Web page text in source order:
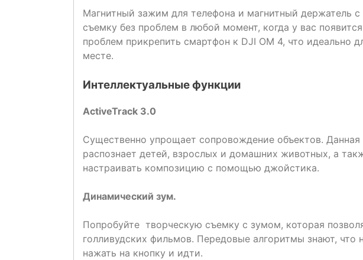
Магнитный зажим для телефона и магнитный держатель
съемку без проблем в любой момент, когда у вас
проблем прикрепить смартфон к DJI OM 4, что идеально
месте.
Интеллектуальные функции
ActiveTrack 3.0
Существенно упрощает сопровождение объектов.
распознает детей, взрослых и домашних животных, а
настраивать композицию с помощью джойстика.
Динамический зум.
Попробуйте творческую съемку с зумом, которая
голливудских фильмов. Передовые алгоритмы знают, что
нажать на кнопку и идти.